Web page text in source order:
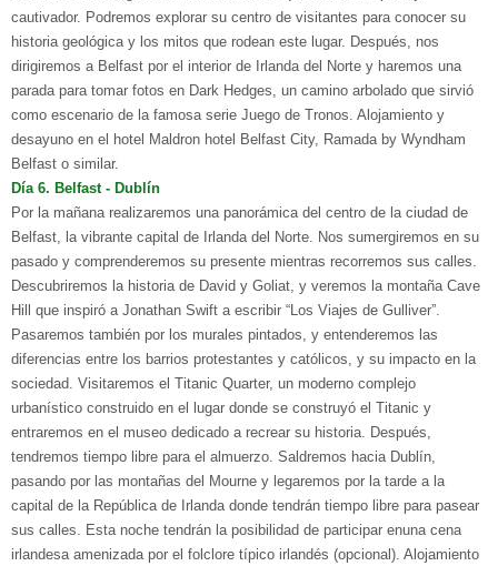
cautivador. Podremos explorar su centro de visitantes para conocer su
historia geológica y los mitos que rodean este lugar. Después, nos
dirigiremos a Belfast por el interior de Irlanda del Norte y haremos una
parada para tomar fotos en Dark Hedges, un camino arbolado que sirvió
como escenario de la famosa serie Juego de Tronos. Alojamiento y
desayuno en el hotel Maldron hotel Belfast City, Ramada by Wyndham
Belfast o similar.
Día 6. Belfast - Dublín
Por la mañana realizaremos una panorámica del centro de la ciudad de
Belfast, la vibrante capital de Irlanda del Norte. Nos sumergiremos en su
pasado y comprenderemos su presente mientras recorremos sus calles.
Descubriremos la historia de David y Goliat, y veremos la montaña Cave
Hill que inspiró a Jonathan Swift a escribir “Los Viajes de Gulliver”.
Pasaremos también por los murales pintados, y entenderemos las
diferencias entre los barrios protestantes y católicos, y su impacto en la
sociedad. Visitaremos el Titanic Quarter, un moderno complejo
urbanístico construido en el lugar donde se construyó el Titanic y
entraremos en el museo dedicado a recrear su historia. Después,
tendremos tiempo libre para el almuerzo. Saldremos hacia Dublín,
pasando por las montañas del Mourne y legaremos por la tarde a la
capital de la República de Irlanda donde tendrán tiempo libre para pasear
sus calles. Esta noche tendrán la posibilidad de participar enuna cena
irlandesa amenizada por el folclore típico irlandés (opcional). Alojamiento